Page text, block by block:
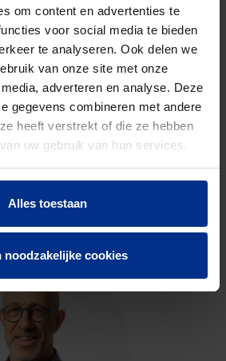
om content en advertenties te
voor social media te bieden
te analyseren. Ook delen we
van onze site met onze
adverteren en analyse. Deze
gegevens combineren met andere
heeft verstrekt of die ze hebben
uw gebruik van hun services.
Alles toestaan
noodzakelijke cookies
ONS
met onze experts voor meer
informatie.